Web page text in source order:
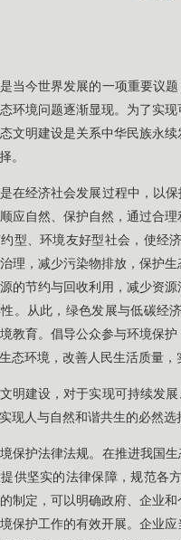
当今世界发展的一项重要议
环境问题逐渐显现。为了实
文明建设是关系中华民族永
。
在经济社会发展过程中，以
应自然、保护自然，通过合
型、环境友好型社会，使经
理，减少污染物排放，保护
的节约与回收利用，减少资
。从此，绿色发展与低碳经
教育。倡导公众参与环境保
态环境，改善人民生活质量，
明建设，对于实现可持续发
现人与自然和谐共生的必然
保护法律法规。在推进我国
供坚实的法律保障，规范各
制定，可以明确政府、企业
保护工作的有效开展。企业